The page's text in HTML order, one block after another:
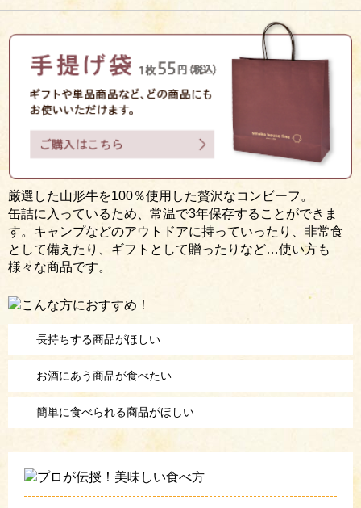
厳選した山形牛を100％使用した贅沢なコンビーフ。
缶詰に入っているため、常温で3年保存することができま
す。キャンプなどのアウトドアに持っていったり、非常食
として備えたり、ギフトとして贈ったりなど…使い方も
様々な商品です。
長持ちする商品がほしい
お酒にあう商品が食べたい
簡単に食べられる商品がほしい